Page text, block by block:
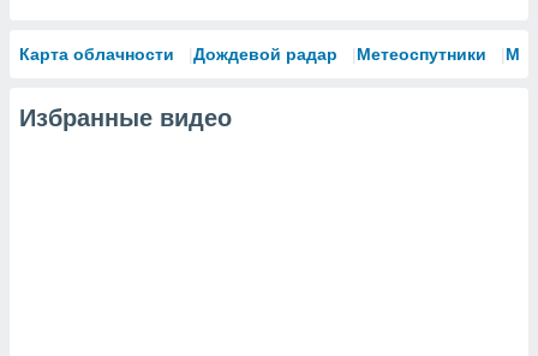
Карта облачности Дождевой радар Метеоспутники
Избранные видео